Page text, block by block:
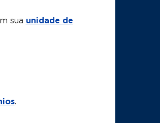
sua unidade de
.